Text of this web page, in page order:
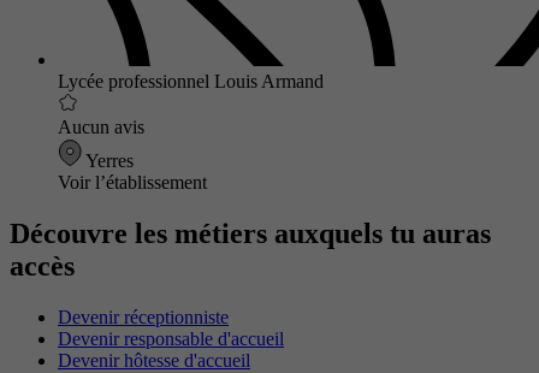
Lycée professionnel Louis Armand
Aucun avis
Yerres
Voir l’établissement
Découvre les métiers auxquels tu auras
accès
Devenir réceptionniste
Devenir responsable d'accueil
Devenir hôtesse d'accueil